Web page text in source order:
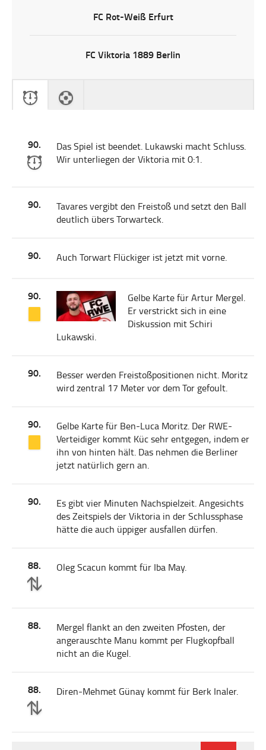
FC Rot-Weiß Erfurt
FC Viktoria 1889 Berlin
90.
Das Spiel ist beendet. Lukawski macht Schluss.
Wir unterliegen der Viktoria mit 0:1.
90.
Tavares vergibt den Freistoß und setzt den Ball
deutlich übers Torwarteck.
90. Auch Torwart Flückiger ist jetzt mit vorne.
90.
Gelbe Karte für Artur Mergel.
Er verstrickt sich in eine
Diskussion mit Schiri
Lukawski.
90.
Besser werden Freistoßpositionen nicht. Moritz
wird zentral 17 Meter vor dem Tor gefoult.
90.
Gelbe Karte für Ben-Luca Moritz. Der RWE-
Verteidiger kommt Küc sehr entgegen, indem er
ihn von hinten hält. Das nehmen die Berliner
jetzt natürlich gern an.
90.
Es gibt vier Minuten Nachspielzeit. Angesichts
des Zeitspiels der Viktoria in der Schlussphase
hätte die auch üppiger ausfallen dürfen.
88. Oleg Scacun kommt für Iba May.
88.
Mergel flankt an den zweiten Pfosten, der
angerauschte Manu kommt per Flugkopfball
nicht an die Kugel.
88. Diren-Mehmet Günay kommt für Berk Inaler.